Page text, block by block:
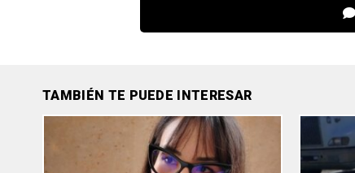
TAMBIÉN TE PUEDE INTERESAR